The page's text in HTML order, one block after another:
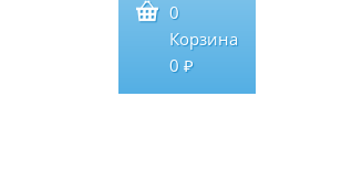
0
Корзина
0 ₽